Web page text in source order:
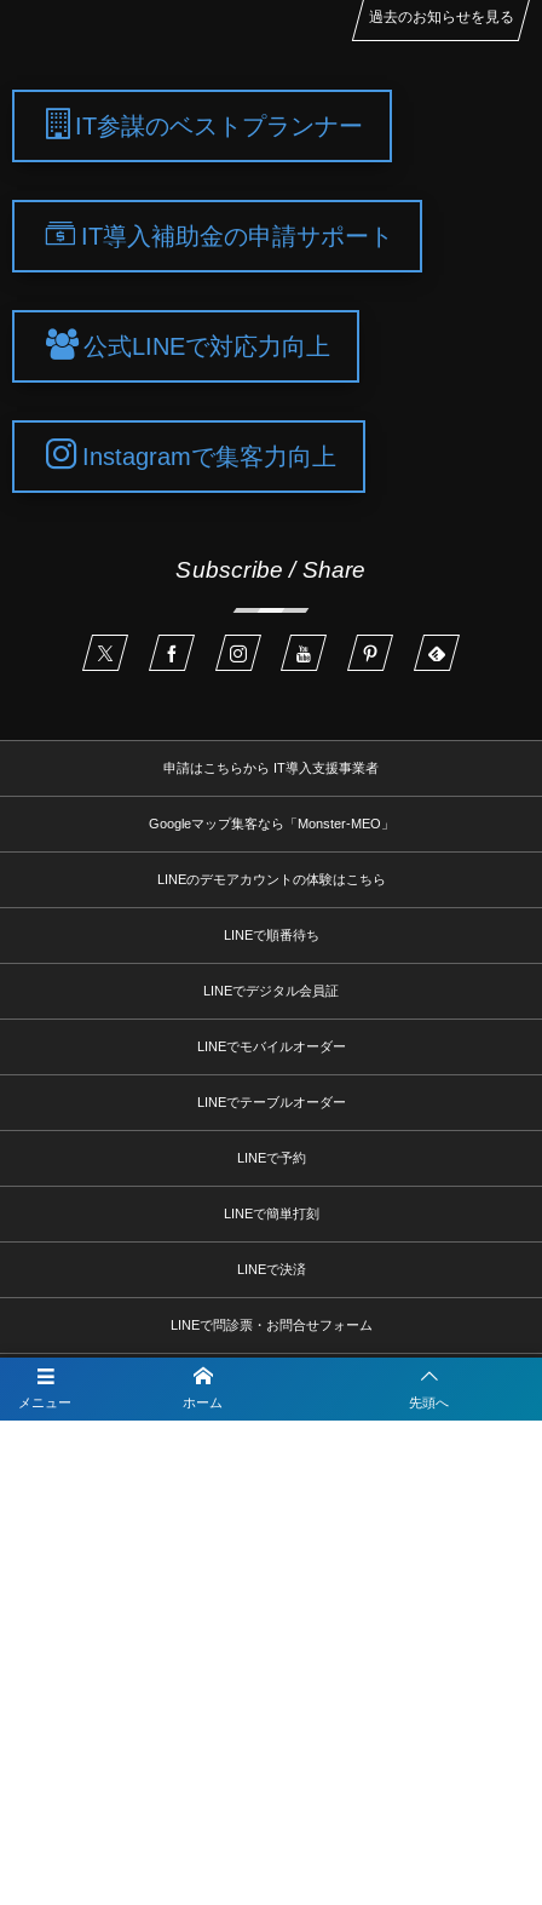
メニュー ホーム 先頭へ
過去のお知らせを見る
IT参謀のベストプランナー
IT導入補助金の申請サポート
公式LINEで対応力向上
Instagramで集客力向上
Subscribe / Share
申請はこちらから IT導入支援事業者
Googleマップ集客なら「Monster-MEO」
LINEのデモアカウントの体験はこちら
LINEで順番待ち
LINEでデジタル会員証
LINEでモバイルオーダー
LINEでテーブルオーダー
LINEで予約
LINEで簡単打刻
LINEで決済
LINEで問診票・お問合せフォーム
LINEを活用した採用活動